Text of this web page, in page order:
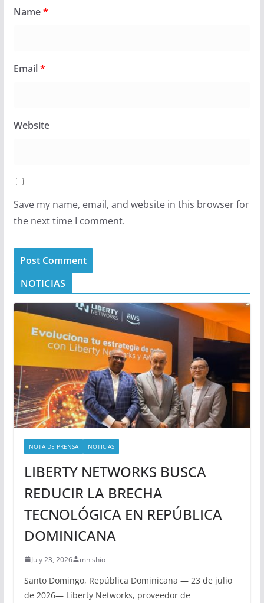
Name*
Email*
Website
Save my name, email, and website in this browser for
the next time I comment.
NOTICIAS
NOTA DE PRENSA NOTICIAS
LIBERTY NETWORKS BUSCA
REDUCIR LA BRECHA
TECNOLÓGICA EN REPÚBLICA
DOMINICANA
July 23, 2026 mnishio
Santo Domingo, República Dominicana — 23 de julio
de 2026— Liberty Networks, proveedor de